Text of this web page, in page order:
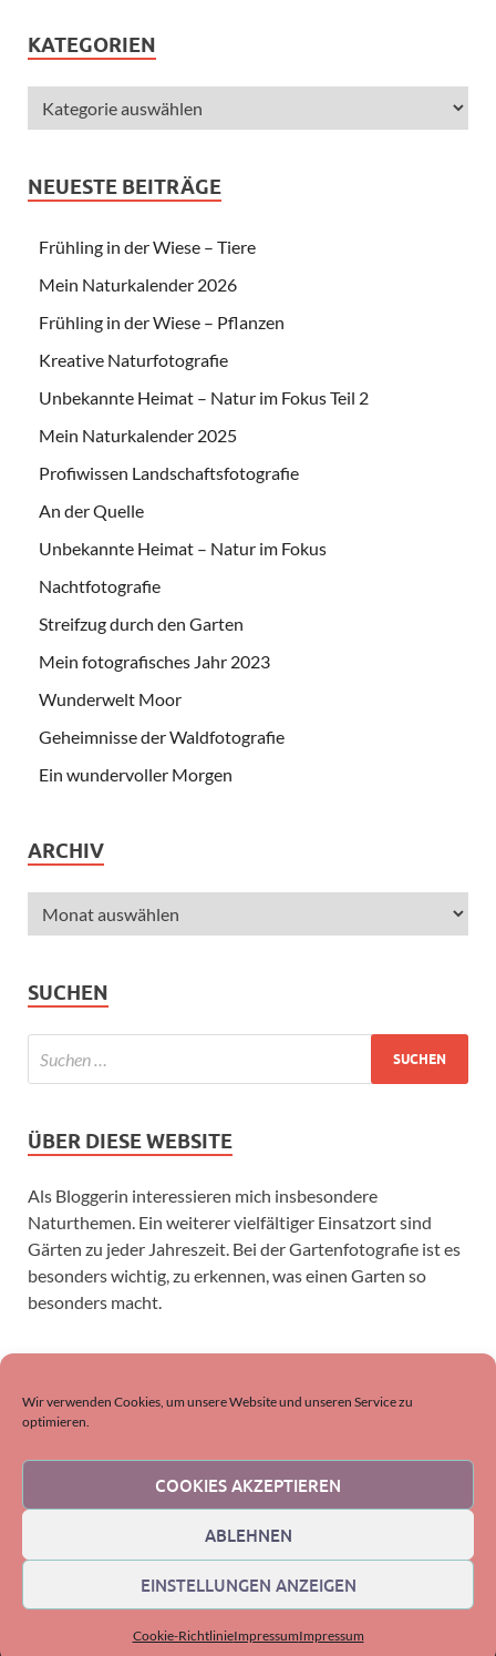
Wir verwenden Cookies, um unsere Website und unseren Service zu
optimieren.
COOKIES AKZEPTIEREN
ABLEHNEN
EINSTELLUNGEN ANZEIGEN
Cookie-RichtlinieImpressumImpressum
KATEGORIEN
NEUESTE BEITRÄGE
Frühling in der Wiese – Tiere
Mein Naturkalender 2026
Frühling in der Wiese – Pflanzen
Kreative Naturfotografie
Unbekannte Heimat – Natur im Fokus Teil 2
Mein Naturkalender 2025
Profiwissen Landschaftsfotografie
An der Quelle
Unbekannte Heimat – Natur im Fokus
Nachtfotografie
Streifzug durch den Garten
Mein fotografisches Jahr 2023
Wunderwelt Moor
Geheimnisse der Waldfotografie
Ein wundervoller Morgen
ARCHIV
SUCHEN
ÜBER DIESE WEBSITE
Als Bloggerin interessieren mich insbesondere
Naturthemen. Ein weiterer vielfältiger Einsatzort sind
Gärten zu jeder Jahreszeit. Bei der Gartenfotografie ist es
besonders wichtig, zu erkennen, was einen Garten so
besonders macht.
Mit Stolz präsentiert vonWordPressundHitMag